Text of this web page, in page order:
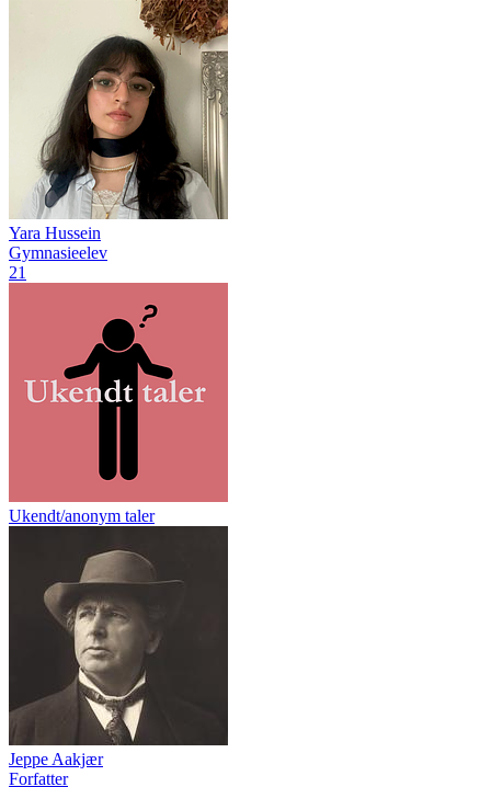
Yara Hussein
Gymnasieelev
21
Ukendt/anonym taler
Jeppe Aakjær
Forfatter